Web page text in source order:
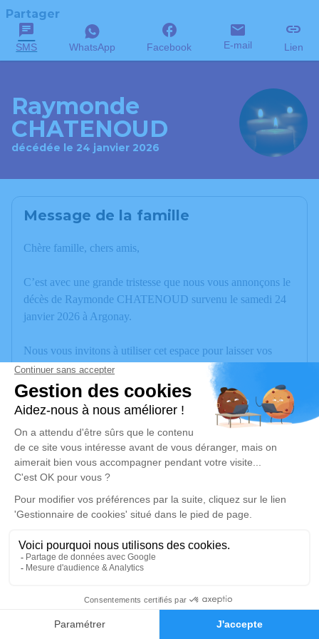
Faire-part Hommages
Partager
SMS WhatsApp Facebook E-mail Lien
Raymonde
CHATENOUD
décédée le 24 janvier 2026
Message de la famille
Chère famille, chers amis,
C’est avec une grande tristesse que nous vous annonçons le
décès de Raymonde CHATENOUD survenu le samedi 24
janvier 2026 à Argonay.
Nous vous invitons à utiliser cet espace pour laisser vos
condoléances, partager des photos souvenirs, une anecdote
ou exprimer vos pensées à travers des poèmes ou des textes.
Cet endroit est un lieu d'expression dédié à honorer la
Un service de plantation d’arbre hommage est
disponible ici.
Je rends hommage
Cérémonie
jeudi 29 janvier 2026 à 15h00
74000 Annecy